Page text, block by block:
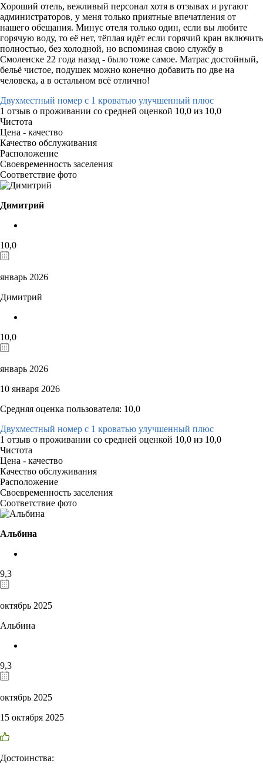
Хороший отель, вежливый персонал хотя в отзывах и ругают
администраторов, у меня только приятные впечатления от
нашего обещания. Минус отеля только один, если вы любите
горячую воду, то её нет, тёплая идёт если горячий кран включить
полностью, без холодной, но вспоминая свою службу в
Смоленске 22 года назад - было тоже самое. Матрас достойный,
бельё чистое, подушек можно конечно добавить по две на
человека, а в остальном всё отлично!
Двухместный номер с 1 кроватью улучшенный плюс
1 отзыв о проживании со средней оценкой 10,0 из 10,0
Чистота
Цена - качество
Качество обслуживания
Расположение
Своевременность заселения
Соответствие фото
Димитрий
10,0
январь 2026
Димитрий
10,0
январь 2026
10 января 2026
Средняя оценка пользователя: 10,0
Двухместный номер с 1 кроватью улучшенный плюс
1 отзыв о проживании со средней оценкой 10,0 из 10,0
Чистота
Цена - качество
Качество обслуживания
Расположение
Своевременность заселения
Соответствие фото
Альбина
9,3
октябрь 2025
Альбина
9,3
октябрь 2025
15 октября 2025
Достоинства: